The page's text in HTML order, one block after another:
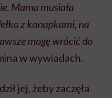
Mama musiała
z kanapkami, na
mogę wrócić do
w wywiadach.
jej, żeby zaczęła